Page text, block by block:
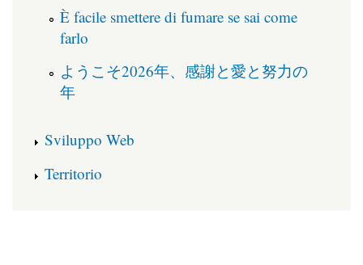
È facile smettere di fumare se sai come
farlo
ようこそ2026年、感謝と愛と努力の
年
Sviluppo Web
Territorio